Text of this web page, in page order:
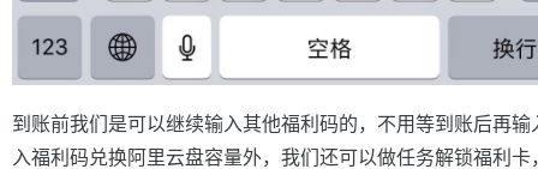
到账前我们是可以继续输入其他福利码的，不用等到账后再
入福利码兑换阿里云盘容量外，我们还可以做任务解锁福利